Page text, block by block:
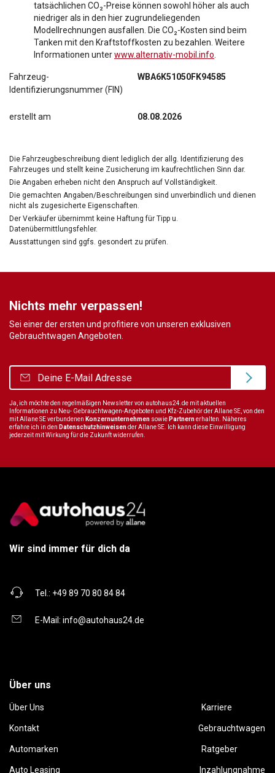
tatsächlichen CO₂-Preise können sowohl höher als auch
niedriger als in den hier zugrundeliegenden
Modellrechnungen ausfallen. Die CO₂-Kosten sind beim
Tanken mit den Kraftstoffkosten zu bezahlen. Weitere
Informationen unterwww.alternativ-mobil.info.
Fahrzeug-
Identifizierungsnummer (FIN)
WBA6K51050FK94585
erstellt am 08.08.2026
Die Fahrzeugbeschreibung dient lediglich der allg. Identifizierung des
Fahrzeuges und stellt keine Zusicherung im kaufrechtlichen Sinn dar.
Die Angaben erheben nicht den Anspruch auf Vollständigkeit.
Die gemachten Angaben/Beschreibungen sind unverbindlich und dienen
nicht als zugesicherte Eigenschaften.
Der Verkäufer übernimmt keine Haftung für Tipp u.
Datenübermittlungsfehler.
Ausstattungen sind ggfs. gesondert zu prüfen.
Nichts mehr verpassen!
Sei einer der ersten und profitiere von unseren exklusiven
Gebrauchtwagen Angeboten.
Ja, ich möchte den regelmäßigen Newsletter von autohaus24.de mit aktuellen
Informationen zu Neu- Gebrauchtwagen-Angeboten und Kfz-Zubehör der Allane SE, von den
mit Allane SE verbundenen Konzernunternehmen sowie Partnernerhalten. Näheres
erfahre ich in den Datenschutzhinweisender Allane SE. Ich kann diese Einwilligung
jederzeit mit Wirkung für die Zukunft widerrufen.
Wir sind immer für dich da
Tel.: +49 89 70 80 84 84
E-Mail: info@autohaus24.de
Über uns
Über Uns Karriere
Kontakt Gebrauchtwagen
Automarken Ratgeber
Auto Leasing Inzahlungnahme